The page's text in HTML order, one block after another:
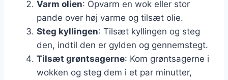
Varm olien: Opvarm en wok eller stor
pande over høj varme og tilsæt olie.
Steg kyllingen: Tilsæt kyllingen og steg
den, indtil den er gylden og gennemstegt.
Tilsæt grøntsagerne: Kom grøntsagerne i
wokken og steg dem i et par minutter,